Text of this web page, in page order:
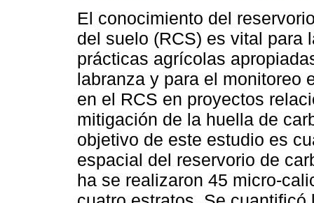
El conocimiento del
del suelo (RCS) es vital para
prácticas agrícolas
labranza y para el monitoreo
en el RCS en proyectos
mitigación de la huella de
objetivo de este estudio es
espacial del reservorio de
ha se realizaron 45 micro-